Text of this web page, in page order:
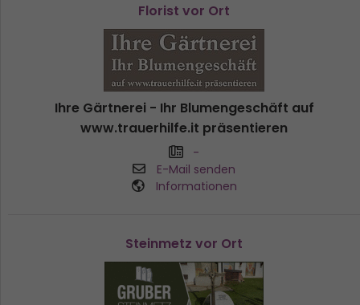
Florist vor Ort
Ihre Gärtnerei - Ihr Blumengeschäft auf
www.trauerhilfe.it präsentieren
-
E-Mail senden
Informationen
Steinmetz vor Ort